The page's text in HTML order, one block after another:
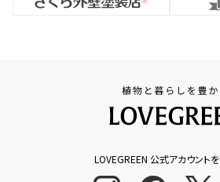
LOVEGREEN 公式アカウントを